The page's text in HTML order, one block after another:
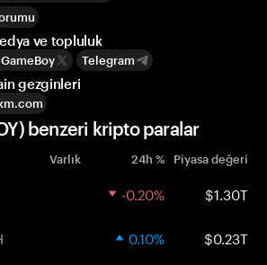
ve topluluk
Telegram
gezginleri
benzeri kripto paralar
Varlık 24h % Piyasa değeri
-0.20% $1.30T
0.10% $0.23T